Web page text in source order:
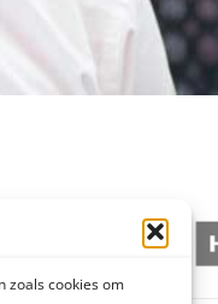
zoals cookies om